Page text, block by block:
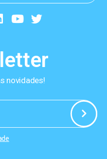
novidades!
-